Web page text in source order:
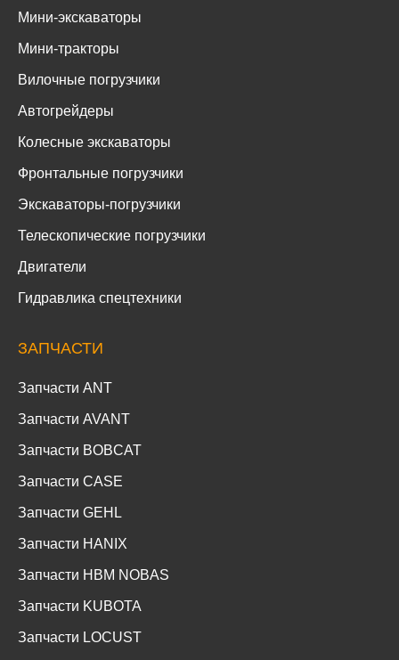
Мини-экскаваторы
Мини-тракторы
Вилочные погрузчики
Автогрейдеры
Колесные экскаваторы
Фронтальные погрузчики
Экскаваторы-погрузчики
Телескопические погрузчики
Двигатели
Гидравлика спецтехники
ЗАПЧАСТИ
Запчасти ANT
Запчасти AVANT
Запчасти BOBCAT
Запчасти CASE
Запчасти GEHL
Запчасти HANIX
Запчасти HBM NOBAS
Запчасти KUBOTA
Запчасти LOCUST